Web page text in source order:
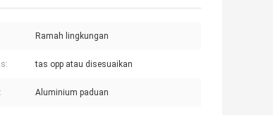
Ramah lingkungan
tas opp atau disesuaikan
Aluminium paduan